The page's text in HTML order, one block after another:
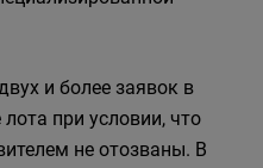
и более заявок в
при условии, что
не отозваны. В